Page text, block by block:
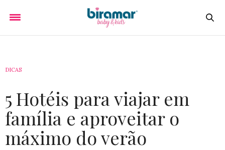
DICAS
5 Hotéis para viajar em
família e aproveitar o
máximo do verão